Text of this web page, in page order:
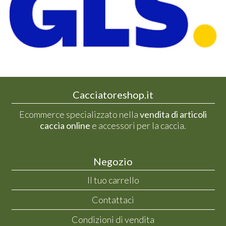
Cacciatoreshop.it
Ecommerce specializzato nellavendita di articoli
caccia online e accessori per la caccia.
Negozio
Il tuo carrello
Contattaci
Condizioni di vendita